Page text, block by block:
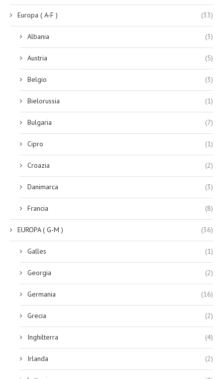
Europa ( A-F ) (33)
Albania (3)
Austria (5)
Belgio (3)
Bielorussia (1)
Bulgaria (7)
Cipro (1)
Croazia (2)
Danimarca (3)
Francia (8)
EUROPA ( G-M ) (36)
Galles (1)
Georgia (2)
Germania (16)
Grecia (2)
Inghilterra (4)
Irlanda (2)